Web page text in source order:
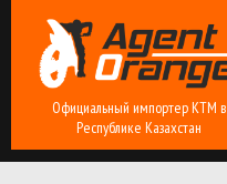
Официальный импортер КТМ в
Республике Казахстан